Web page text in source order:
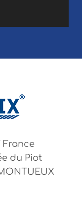
France
du Piot